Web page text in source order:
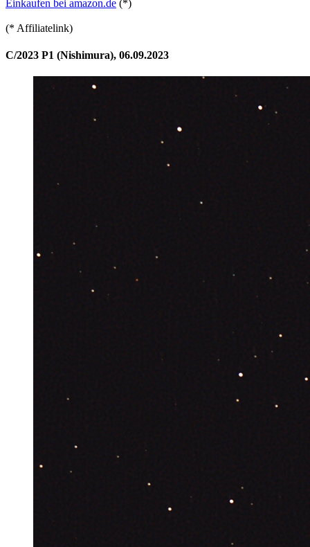
Einkaufen bei amazon.de (*)
(* Affiliatelink)
C/2023 P1 (Nishimura), 06.09.2023